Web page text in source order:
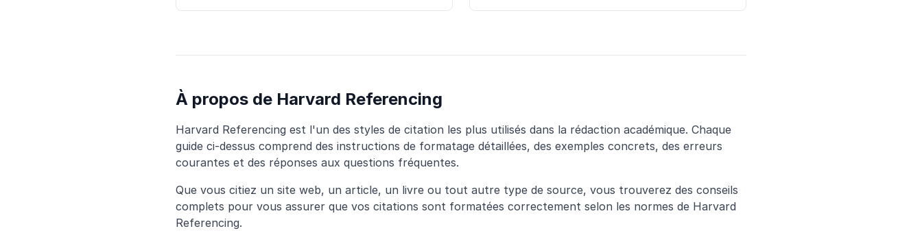
À propos de Harvard Referencing
Harvard Referencing est l'un des styles de citation les plus utilisés dans la rédaction académique. Chaque
guide ci-dessus comprend des instructions de formatage détaillées, des exemples concrets, des erreurs
courantes et des réponses aux questions fréquentes.
Que vous citiez un site web, un article, un livre ou tout autre type de source, vous trouverez des conseils
complets pour vous assurer que vos citations sont formatées correctement selon les normes de Harvard
Referencing.